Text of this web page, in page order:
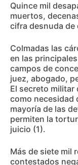
Quince mil
muertos,
cifra desnuda de
Colmadas las
en las
campos de
juez, abogado,
El secreto
como necesidad
mayoría de las
permiten la
juicio (1).
Más de siete mil
contestados